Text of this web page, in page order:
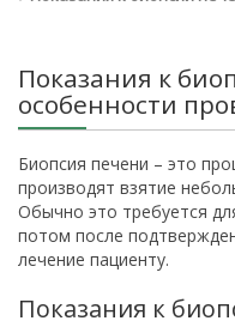
Показания к
особенности
Биопсия печени – это
производят взятие
Обычно это требуется
потом после
лечение пациенту.
Показания к